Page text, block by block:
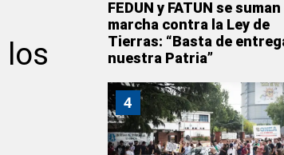
los
FEDUN y FATUN se suman
marcha contra la Ley de
Tierras: “Basta de
nuestra Patria”
4